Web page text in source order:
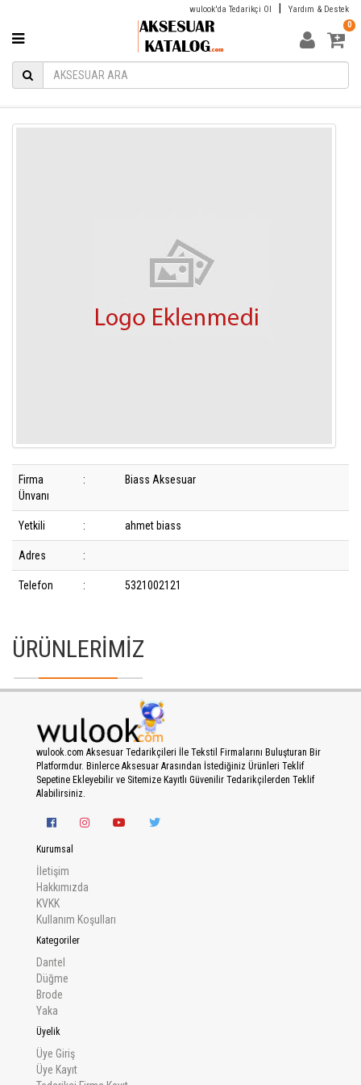
wulook'da Tedarikçi Ol Yardım & Destek
0
Firma
Ünvanı
: Biass Aksesuar
Yetkili : ahmet biass
Adres :
Telefon : 5321002121
ÜRÜNLERİMİZ
wulook.com Aksesuar Tedarikçileri İle Tekstil Firmalarını Buluşturan Bir
Platformdur. Binlerce Aksesuar Arasından İstediğiniz Ürünleri Teklif
Sepetine Ekleyebilir ve Sitemize Kayıtlı Güvenilir Tedarikçilerden Teklif
Alabilirsiniz.
Kurumsal
İletişim
Hakkımızda
KVKK
Kullanım Koşulları
Kategoriler
Dantel
Düğme
Brode
Yaka
Üyelik
Üye Giriş
Üye Kayıt